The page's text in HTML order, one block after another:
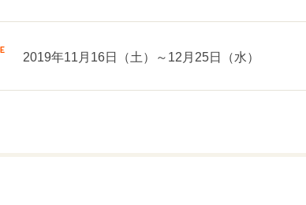
2019年11月16日（土）～12月25日（水）